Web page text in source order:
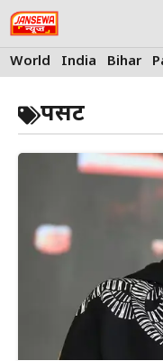
Skip
to
content
World India Bihar
पसट